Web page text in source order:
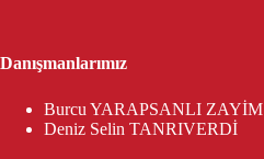
Danışmanlarımız
Burcu YARAPSANLI ZAYİM
Deniz Selin TANRIVERDİ